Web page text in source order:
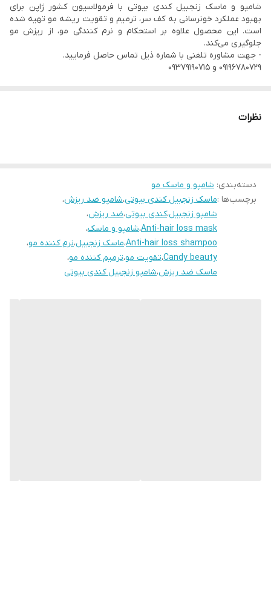
• فرمولاسیون ژاپن
* قیمت هر کدام ۶۵۰۰۰۰ تومان
شامپو و ماسک زنجبیل کندی بیوتی با فرمولاسیون کشور ژاپن برای
بهبود عملکرد خونرسانی به کف سر، ترمیم و تقویت ریشه مو تهیه شده
است. این محصول علاوه بر استحکام و نرم کنندگی مو، از ریزش مو
جلوگیری می‌کند.
- جهت مشاوره تلفنی با شماره ذیل تماس حاصل فرمایید.
۰۹۱۹۶۷۸۰۷۲۹ و ۰۹۳۷۹۱۹۰۷۱۵
نظرات
دسته‌بندی: شامپو و ماسک مو
برچسب‌ها :ماسک زنجبیل کندی بیوتی،شامپو ضد ریزش،
شامپو زنجبیل،کندی بیوتی،ضد ریزش،
Anti-hair loss mask،شامپو و ماسک،
Anti-hair loss shampoo،ماسک زنجبیل،نرم کننده مو،
Candy beauty،تقویت مو،ترمیم کننده مو،
ماسک ضد ریزش،شامپو زنجبیل کندی بیوتی